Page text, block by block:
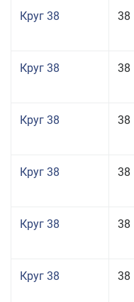
Круг 38 38
Круг 38 38
Круг 38 38
Круг 38 38
Круг 38 38
Круг 38 38